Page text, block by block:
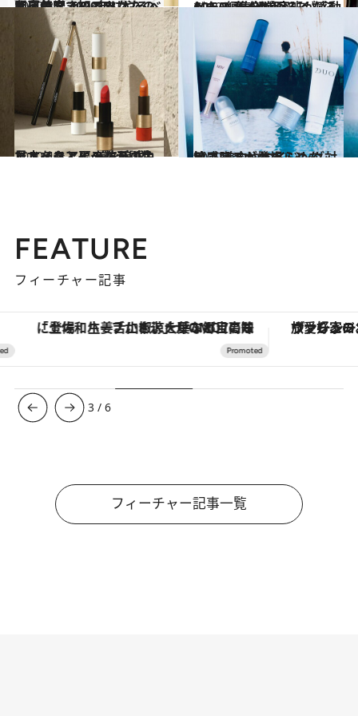
2020.3.7
九星気学で知るあなたの開運美容 2020年にやるべき自分磨きのコツは？
ビューティ＆ヘルス 2020.4.3
CREA編集部美容班が感動した！ 気分が明るくなるベースメイク
ビューティ＆ヘルス
2020.4.7
エルメス工房の数万の色見本をもとに 美を追求したメイクアイテムが誕生
ビューティ＆ヘルス 2020.4.6
敏感肌でもあきらめない！ 美白やエイジング対策コスメが登場
ビューティ＆ヘルス
FEATURE
フィーチャー記事
「土佐和ハーブかき氷」がOMO7高知に登場！生姜、山椒、大葉など目にも舌にも涼を呼ぶ郷土の味 ヴァシュロン・コンスタンタ
3 /6
フィーチャー記事一覧